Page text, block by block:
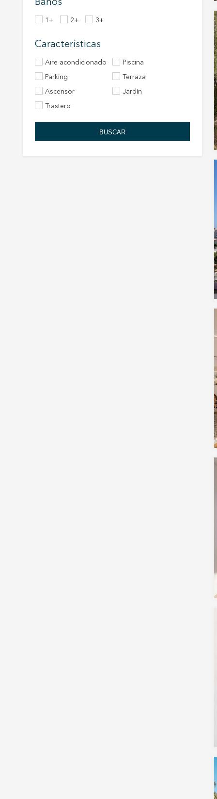
Baños
1+ 2+ 3+
Características
Aire acondicionado Piscina
Parking Terraza
Ascensor Jardín
Trastero
BUSCAR